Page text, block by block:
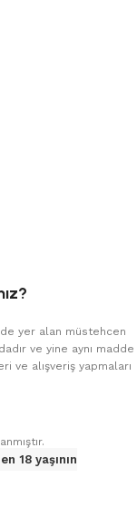
yer alan müstehcen
ve yine aynı madde
ve alışveriş yapmaları
18 yaşının